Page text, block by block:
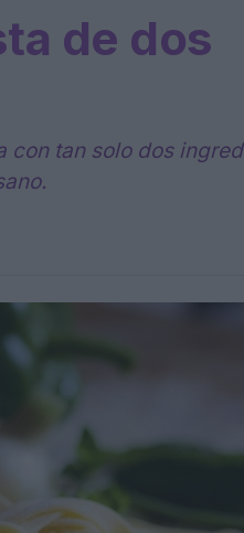
de dos
con tan solo dos